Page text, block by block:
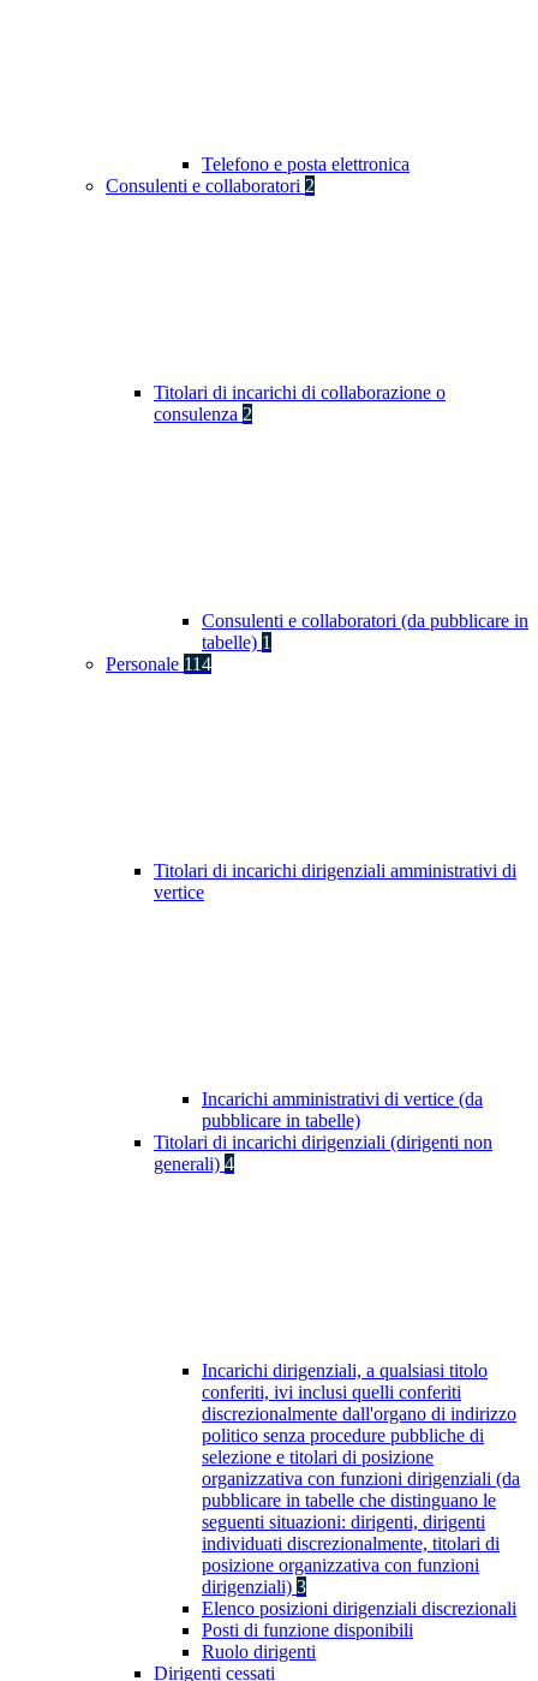
Telefono e posta elettronica
Consulenti e collaboratori 2
Titolari di incarichi di collaborazione o
consulenza 2
Consulenti e collaboratori (da pubblicare in
tabelle) 1
Personale 114
Titolari di incarichi dirigenziali amministrativi di
vertice
Incarichi amministrativi di vertice (da
pubblicare in tabelle)
Titolari di incarichi dirigenziali (dirigenti non
generali) 4
Incarichi dirigenziali, a qualsiasi titolo
conferiti, ivi inclusi quelli conferiti
discrezionalmente dall'organo di indirizzo
politico senza procedure pubbliche di
selezione e titolari di posizione
organizzativa con funzioni dirigenziali (da
pubblicare in tabelle che distinguano le
seguenti situazioni: dirigenti, dirigenti
individuati discrezionalmente, titolari di
posizione organizzativa con funzioni
dirigenziali) 3
Elenco posizioni dirigenziali discrezionali
Posti di funzione disponibili
Ruolo dirigenti
Dirigenti cessati